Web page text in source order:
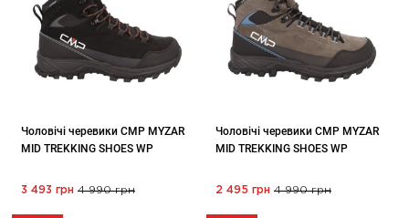
Чоловічі черевики CMP MYZAR
MID TREKKING SHOES WP
3 493 грн 4 990 грн
Чоловічі черевики CMP MYZAR
MID TREKKING SHOES WP
2 495 грн 4 990 грн